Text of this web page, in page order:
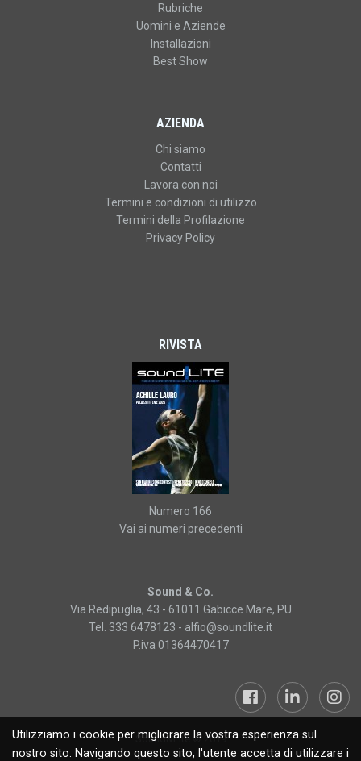
Utilizziamo i cookie per migliorare la vostra esperienza sul
nostro sito. Navigando questo sito, l'utente accetta di utilizzare i
Rubriche
Uomini e Aziende
Installazioni
Best Show
AZIENDA
Chi siamo
Contatti
Lavora con noi
Termini e condizioni di utilizzo
Termini della Profilazione
Privacy Policy
RIVISTA
Numero 166
Vai ai numeri precedenti
Sound & Co.
Via Redipuglia, 43 - 61011 Gabicce Mare, PU
Tel. 333 6478123 - alfio@soundlite.it
P.iva 01364470417
Sound&Lite © 2019